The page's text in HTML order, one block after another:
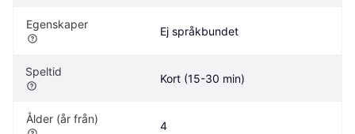
Egenskaper
Ej språkbundet
Speltid
Kort (15-30 min)
Ålder (år från)
4